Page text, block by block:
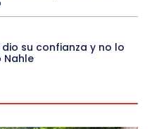
su confianza y no lo
Nahle